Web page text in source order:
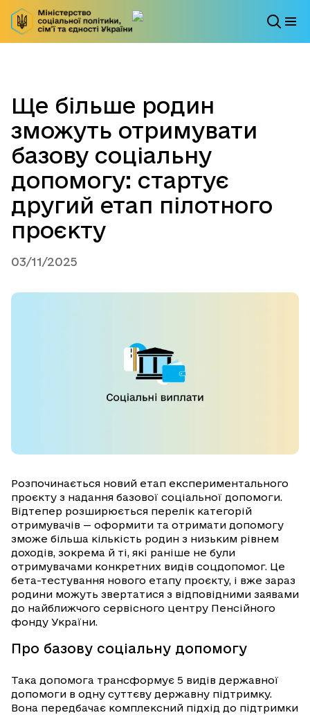
Ще більше родин
зможуть отримувати
базову соціальну
допомогу: стартує
другий етап пілотного
проєкту
03/11/2025
Розпочинається новий етап експериментального
проєкту з надання базової соціальної допомоги.
Відтепер розширюється перелік категорій
отримувачів — оформити та отримати допомогу
зможе більша кількість родин з низьким рівнем
доходів, зокрема й ті, які раніше не були
отримувачами конкретних видів соцдопомог. Це
бета-тестування нового етапу проєкту, і вже зараз
родини можуть звертатися з відповідними заявами
до найближчого сервісного центру Пенсійного
фонду України.
Про базову соціальну допомогу
Така допомога трансформує 5 видів державної
допомоги в одну суттєву державну підтримку.
Вона передбачає комплексний підхід до підтримки